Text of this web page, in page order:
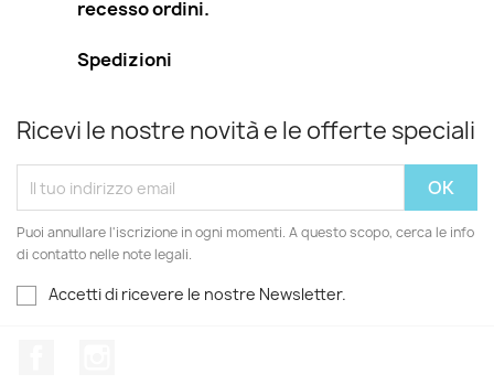
recesso ordini.
Spedizioni
Ricevi le nostre novità e le offerte speciali
Puoi annullare l'iscrizione in ogni momenti. A questo scopo, cerca le info
di contatto nelle note legali.
Accetti di ricevere le nostre Newsletter.